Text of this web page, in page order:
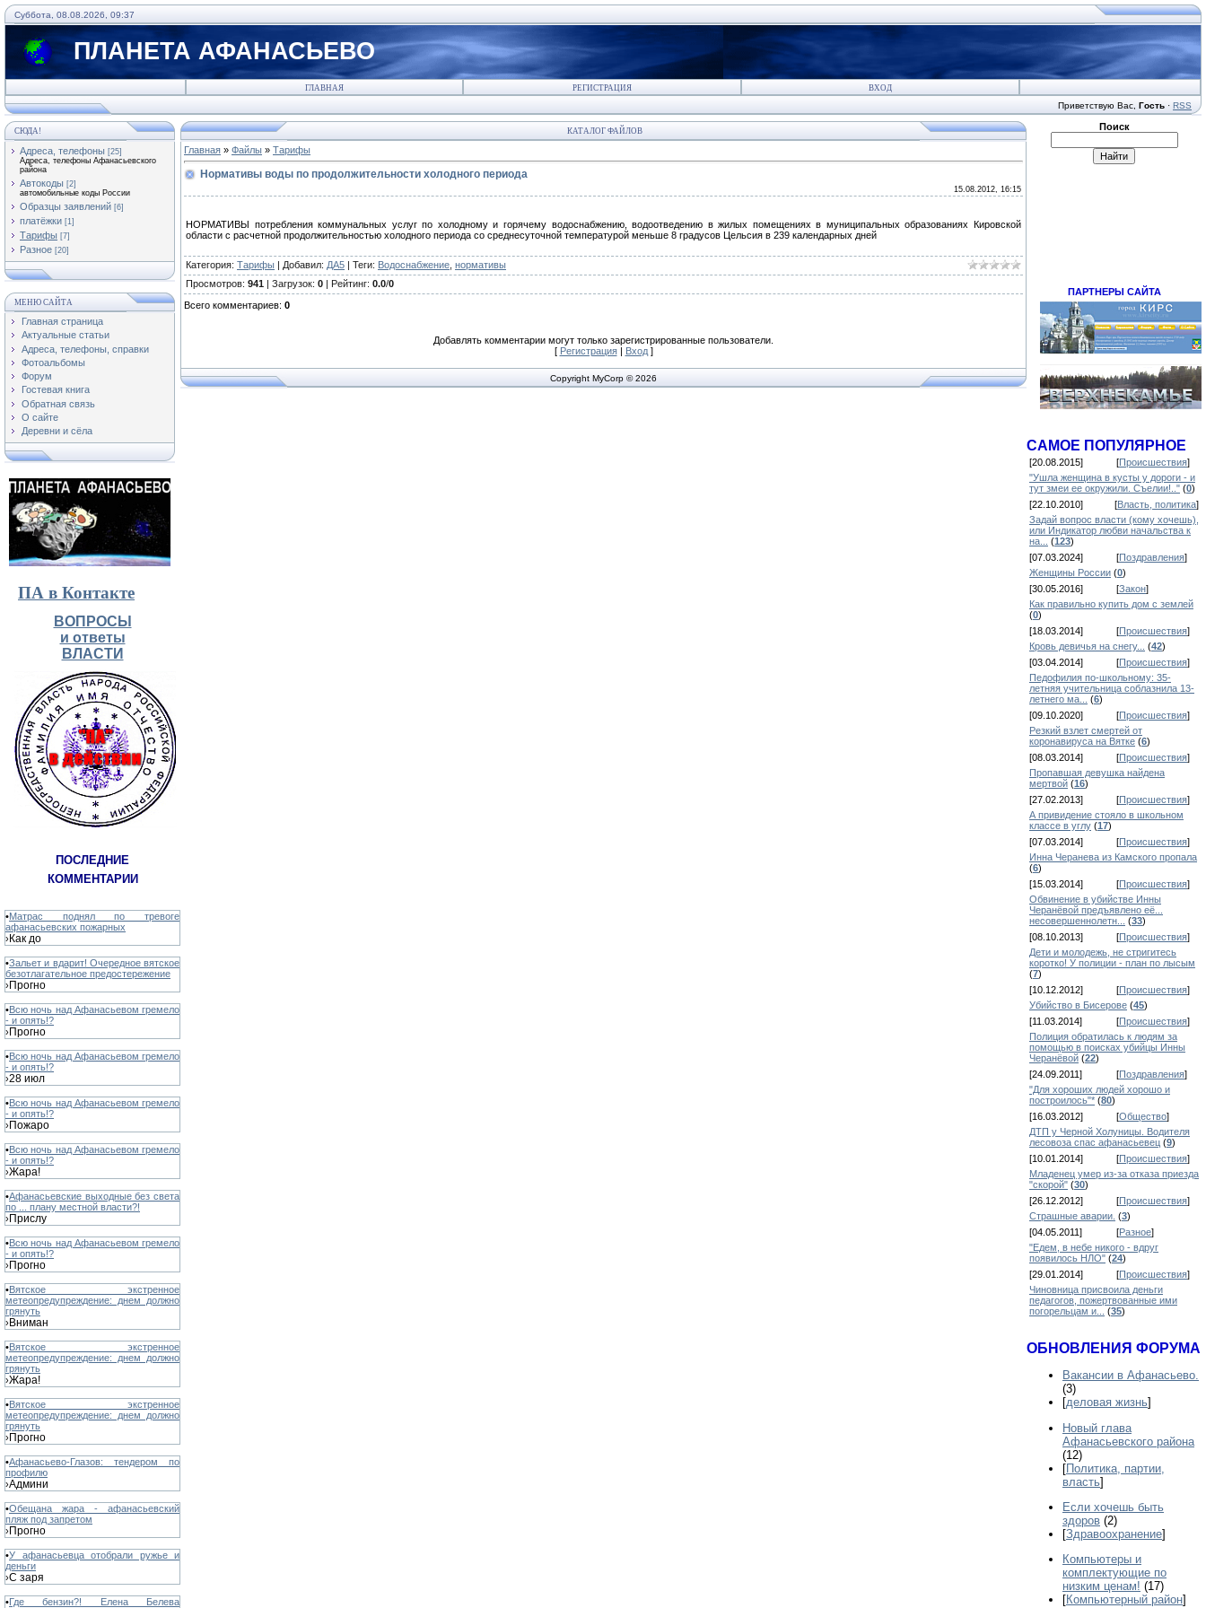
Суббота, 08.08.2026, 09:37
ПЛАНЕТА АФАНАСЬЕВО
ГЛАВНАЯ РЕГИСТРАЦИЯ ВХОД
Приветствую Вас Гость · RSS
СЮДА!
Адреса, телефоны [25]
Адреса, телефоны Афанасьевского
района
Автокоды [2]
автомобильные коды России
Образцы заявлений [6]
платёжки [1]
Тарифы [7]
Разное [20]
МЕНЮ САЙТА
Главная страница
Актуальные статьи
Адреса, телефоны, справки
Фотоальбомы
Форум
Гостевая книга
Обратная связь
О сайте
Деревни и сёла
ПА в Контакте
ВОПРОСЫ
и ответы
ВЛАСТИ
ПОСЛЕДНИЕ
КОММЕНТАРИИ
•Матрас поднял по тревоге
афанасьевских пожарных
›Как до
•Зальет и вдарит! Очередное вятское
безотлагательное предостережение
›Прогно
•Всю ночь над Афанасьевом гремело
- и опять!?
›Прогно
•Всю ночь над Афанасьевом гремело
- и опять!?
›28 июл
•Всю ночь над Афанасьевом гремело
- и опять!?
›Пожаро
•Всю ночь над Афанасьевом гремело
- и опять!?
›Жара!
•Афанасьевские выходные без света
по ... плану местной власти?!
›Прислу
•Всю ночь над Афанасьевом гремело
- и опять!?
›Прогно
•Вятское экстренное
метеопредупреждение: днем должно
грянуть
›Вниман
•Вятское экстренное
метеопредупреждение: днем должно
грянуть
›Жара!
•Вятское экстренное
метеопредупреждение: днем должно
грянуть
›Прогно
•Афанасьево-Глазов: тендером по
профилю
›Админи
•Обещана жара - афанасьевский
пляж под запретом
›Прогно
•У афанасьевца отобрали ружье и
деньги
›С заря
•Где бензин?! Елена Белева
КАТАЛОГ ФАЙЛОВ
Главная » Файлы » Тарифы
Нормативы воды по продолжительности холодного периода
15.08.2012, 16:15
НОРМАТИВЫ потребления коммунальных услуг по холодному и горячему водоснабжению, водоотведению в жилых помещениях в муниципальных образованиях Кировской
области с расчетной продолжительностью холодного периода со среднесуточной температурой меньше 8 градусов Цельсия в 239 календарных дней
Категория: Тарифы | Добавил: ДА5 | Теги: Водоснабжение нормативы
Просмотров: 941 | Загрузок: 0 | Рейтинг: 0.0/0
Всего комментариев: 0
Добавлять комментарии могут только зарегистрированные пользователи.
[ Регистрация| Вход]
Copyright MyCorp © 2026
Поиск
ПАРТНЕРЫ САЙТА
САМОЕ ПОПУЛЯРНОЕ
[20.08.2015] [Происшествия]
"Ушла женщина в кусты у дороги - и
тут змеи ее окружили. Съелии!.." (0)
[22.10.2010]
[Власть, политика]
Задай вопрос власти (кому хочешь),
или Индикатор любви начальства к
на...
(123)
[07.03.2024]
[Поздравления]
Женщины России (0)
[30.05.2016]
[Закон]
Как правильно купить дом с землей
(0)
[18.03.2014]
[Происшествия]
Кровь девичья на снегу...
(42)
[03.04.2014]
[Происшествия]
Педофилия по-школьному: 35-
летняя учительница соблазнила 13-
летнего ма...
(6)
[09.10.2020]
[Происшествия]
Резкий взлет смертей от
коронавируса на Вятке (6)
[08.03.2014]
[Происшествия]
Пропавшая девушка найдена
мертвой (16)
[27.02.2013]
[Происшествия]
А привидение стояло в школьном
классе в углу (17)
[07.03.2014]
[Происшествия]
Инна Черанева из Камского пропала
(6)
[15.03.2014]
[Происшествия]
Обвинение в убийстве Инны
Черанёвой предъявлено её...
несовершеннолетн...
(33)
[08.10.2013]
[Происшествия]
Дети и молодежь, не стригитесь
коротко! У полиции - план по лысым
(7)
[10.12.2012]
[Происшествия]
Убийство в Бисерове (45)
[11.03.2014]
[Происшествия]
Полиция обратилась к людям за
помощью в поисках убийцы Инны
Черанёвой (22)
[24.09.2011]
[Поздравления]
"Для хороших людей хорошо и
построилось"* (80)
[16.03.2012]
[Общество]
ДТП у Черной Холуницы. Водителя
лесовоза спас афанасьевец (9)
[10.01.2014]
[Происшествия]
Младенец умер из-за отказа приезда
"скорой" (30)
[26.12.2012]
[Происшествия]
Страшные аварии. (3)
[04.05.2011]
[Разное]
"Едем, в небе никого - вдруг
появилось НЛО" (24)
[29.01.2014]
[Происшествия]
Чиновница присвоила деньги
педагогов, пожертвованные ими
погорельцам и...
(35)
ОБНОВЛЕНИЯ ФОРУМА
Вакансии в Афанасьево.
(3)
[деловая жизнь]
Новый глава
Афанасьевского района
(12)
[Политика, партии,
власть]
Если хочешь быть
здоров (2)
[Здравоохранение]
Компьютеры и
комплектующие по
низким ценам! (17)
[Компьютерный район]